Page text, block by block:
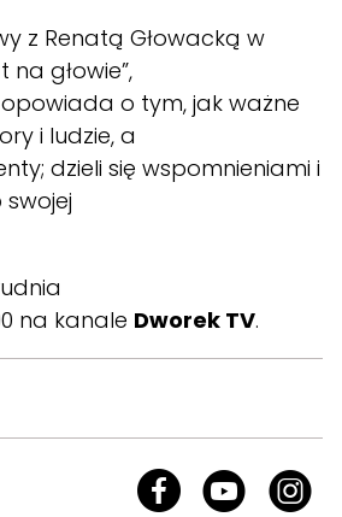
z Renatą Głowacką w
na głowie”,
o tym, jak ważne
i ludzie, a
dzieli się wspomnieniami i
na kanale Dworek TV.